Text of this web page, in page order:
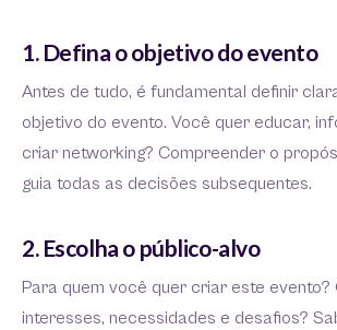
1. Defina o objetivo do evento
Antes de tudo, é fundamental definir
objetivo do evento. Você quer educar,
criar networking? Compreender o
guia todas as decisões subsequentes.
2. Escolha o público-alvo
Para quem você quer criar este evento?
interesses, necessidades e desafios?